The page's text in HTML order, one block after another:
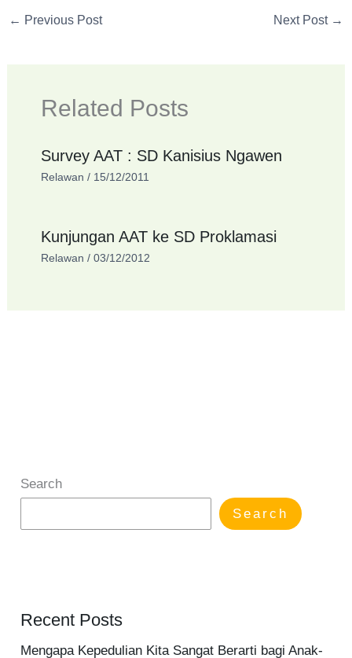
← Previous Post Next Post →
Related Posts
Survey AAT : SD Kanisius Ngawen
Relawan / 15/12/2011
Kunjungan AAT ke SD Proklamasi
Relawan / 03/12/2012
Search
Search
Recent Posts
Mengapa Kepedulian Kita Sangat Berarti bagi Anak-